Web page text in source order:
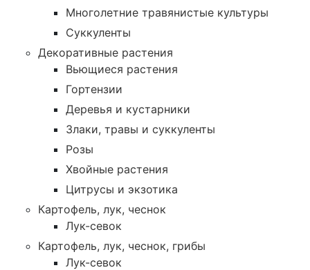
Многолетние травянистые культуры
Суккуленты
Декоративные растения
Вьющиеся растения
Гортензии
Деревья и кустарники
Злаки, травы и суккуленты
Розы
Хвойные растения
Цитрусы и экзотика
Картофель, лук, чеснок
Лук-севок
Картофель, лук, чеснок, грибы
Лук-севок